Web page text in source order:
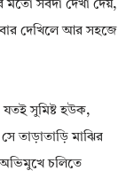
মতো সর্বদা দেখা দেয়,
দেখিলে আর সহজে
যতই সুমিষ্ট হউক,
তাড়াতাড়ি মাঝির
অভিমুখে চলিতে